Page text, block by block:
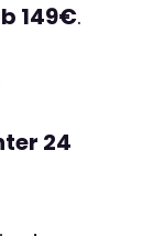
149€.
24